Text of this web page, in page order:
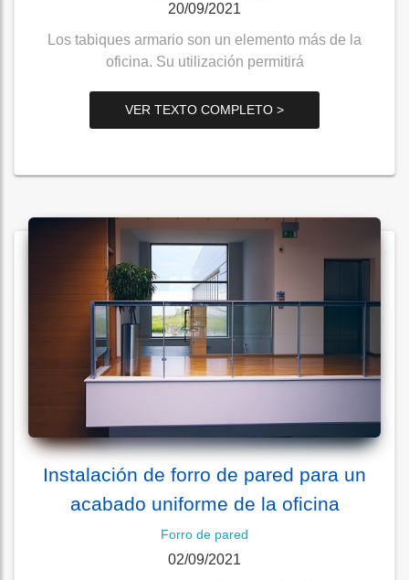
20/09/2021
Los tabiques armario son un elemento más de la
oficina. Su utilización permitirá
VER TEXTO COMPLETO >
Instalación de forro de pared para un
acabado uniforme de la oficina
Forro de pared
02/09/2021